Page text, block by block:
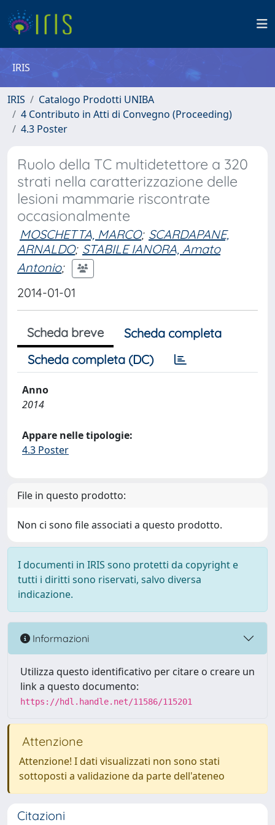
IRIS
IRIS
Catalogo Prodotti UNIBA
4 Contributo in Atti di Convegno (Proceeding)
4.3 Poster
Ruolo della TC multidetettore a 320
strati nella caratterizzazione delle
lesioni mammarie riscontrate
occasionalmente
MOSCHETTA, MARCO; SCARDAPANE,
ARNALDO; STABILE IANORA, Amato
Antonio;
2014-01-01
Scheda breve
Scheda completa
Scheda completa (DC)
Anno
2014
Appare nelle tipologie:
4.3 Poster
File in questo prodotto:
Non ci sono file associati a questo prodotto.
I documenti in IRIS sono protetti da copyright e
tutti i diritti sono riservati, salvo diversa
indicazione.
Informazioni
Utilizza questo identificativo per citare o creare un
link a questo documento:
https://hdl.handle.net/11586/115201
Attenzione
Attenzione! I dati visualizzati non sono stati
sottoposti a validazione da parte dell'ateneo
Citazioni